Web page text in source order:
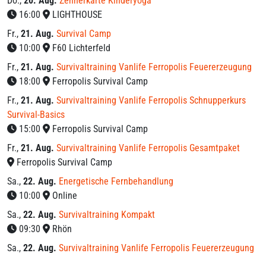
16:00
LIGHTHOUSE
Fr., 21. Aug. Survival Camp
10:00
F60 Lichterfeld
Fr., 21. Aug. Survivaltraining Vanlife Ferropolis Feuererzeugung
18:00
Ferropolis Survival Camp
Fr., 21. Aug. Survivaltraining Vanlife Ferropolis Schnupperkurs
Survival-Basics
15:00
Ferropolis Survival Camp
Fr., 21. Aug. Survivaltraining Vanlife Ferropolis Gesamtpaket
Ferropolis Survival Camp
Sa., 22. Aug. Energetische Fernbehandlung
10:00
Online
Sa., 22. Aug. Survivaltraining Kompakt
09:30
Rhön
Sa., 22. Aug. Survivaltraining Vanlife Ferropolis Feuererzeugung